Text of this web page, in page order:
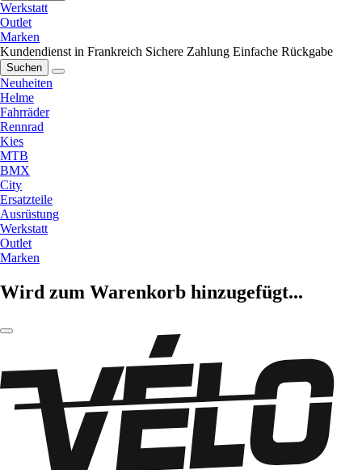
Werkstatt
Outlet
Marken
Kundendienst in Frankreich Sichere Zahlung Einfache Rückgabe
Suchen
Neuheiten
Helme
Fahrräder
Rennrad
Kies
MTB
BMX
City
Ersatzteile
Ausrüstung
Werkstatt
Outlet
Marken
Wird zum Warenkorb hinzugefügt...